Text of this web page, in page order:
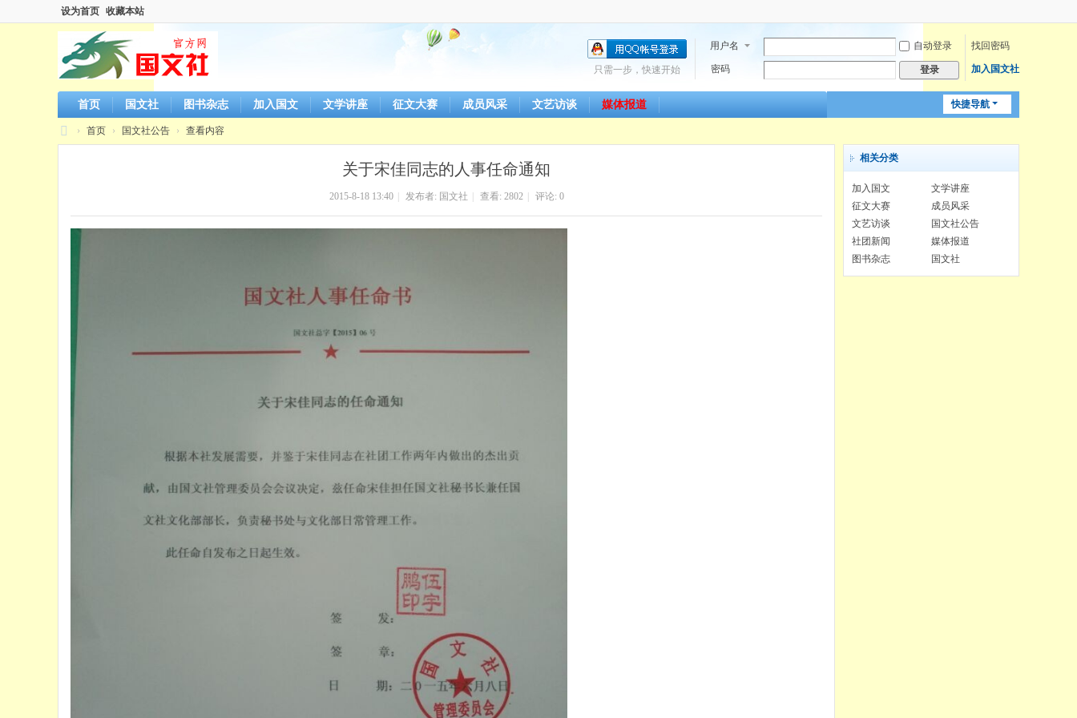
设为首页 收藏本站
用户名 自动登录 找回密码
密码 登录 加入国文社
只需一步，快速开始
快捷导航
首页 国文社 图书杂志 加入国文 文学讲座 征文大赛 成员风采 文艺访谈 媒体报道
› 首页 › 国文社公告 › 查看内容
关于宋佳同志的人事任命通知
2015-8-18 13:40 发布者: 国文社 查看: 2802 评论: 0
相关分类
加入国文
文学讲座
征文大赛
成员风采
文艺访谈
国文社公告
社团新闻
媒体报道
图书杂志
国文社